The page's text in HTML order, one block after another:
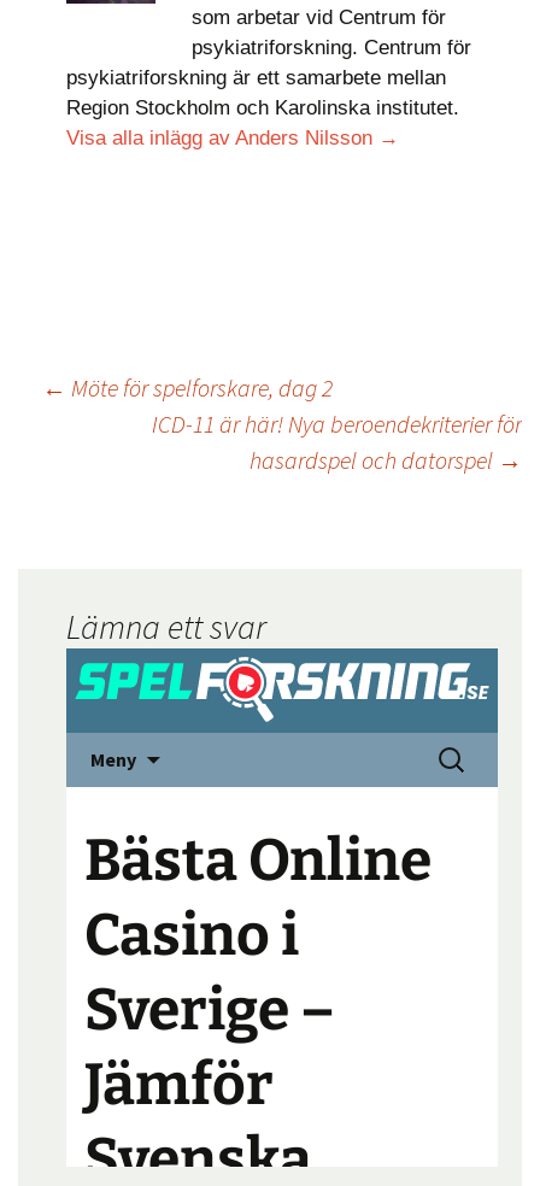
som arbetar vid Centrum för
psykiatriforskning. Centrum för
psykiatriforskning är ett samarbete mellan
Region Stockholm och Karolinska institutet.
Visa alla inlägg av Anders Nilsson →
← Möte för spelforskare, dag 2
ICD-11 är här! Nya beroendekriterier för
hasardspel och datorspel →
Lämna ett svar